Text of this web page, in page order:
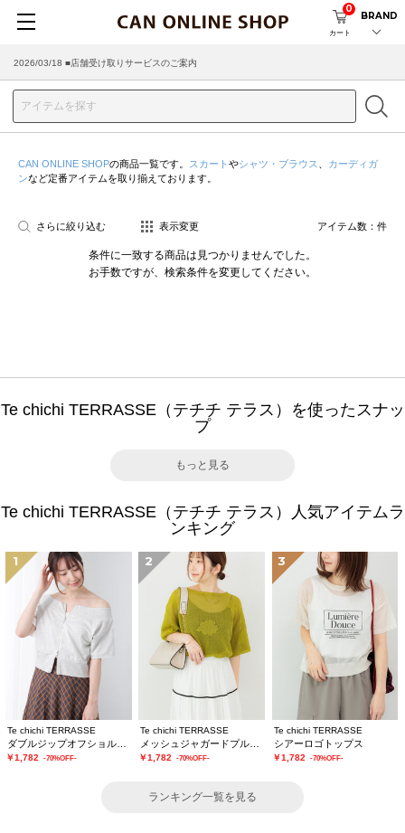
カート
0
BRAND
2026/03/18 ■店舗受け取りサービスのご案内
CAN ONLINE SHOPの商品一覧です。 スカート やシャツ・ブラウス
カーディガ
ンなど定番アイテムを取り揃えております。
さらに絞り込む 表示変更 アイテム数： 件
条件に一致する商品は見つかりませんでした。
お手数ですが、検索条件を変更してください。
Te chichi TERRASSE（テチチ テラス）を使ったスナッ
プ
もっと見る
Te chichi TERRASSE（テチチ テラス）人気アイテムラ
ンキング
1
Te chichi TERRASSE
￥1,782 -70%OFF-
2
Te chichi TERRASSE
￥1,782 -70%OFF-
3
Te chichi TERRASSE
シアーロゴトップス
￥1,782 -70%OFF-
ランキング一覧を見る